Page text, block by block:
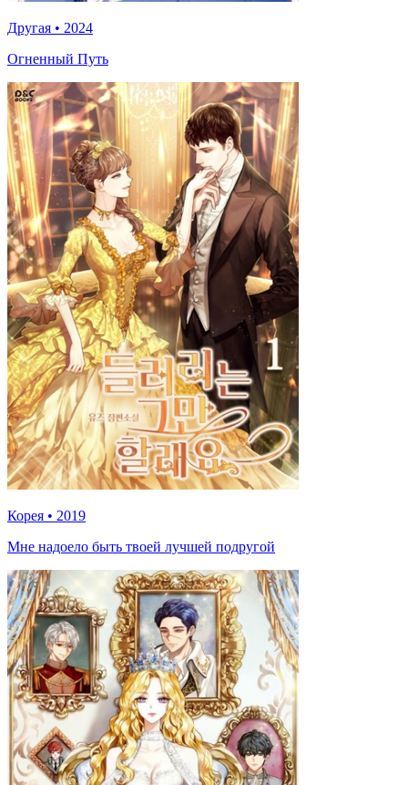
Другая • 2024
Огненный Путь
Корея • 2019
Мне надоело быть твоей лучшей подругой